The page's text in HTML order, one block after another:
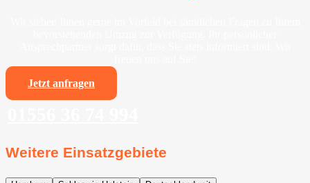
Jetzt anfragen
Weitere Einsatzgebiete